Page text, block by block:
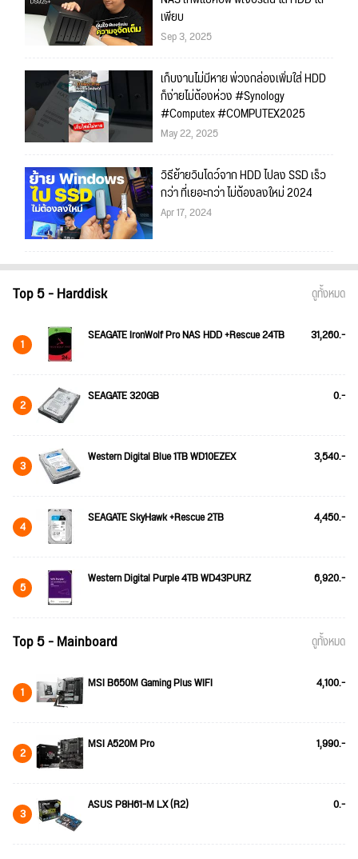
เพียบ
Sep 3, 2025
เก็บงานไม่มีหาย พ่วงกล่องเพิ่มใส่ HDD
ก็ง่ายไม่ต้องห่วง #Synology
#Computex #COMPUTEX2025
May 22, 2025
วิธีย้ายวินโดว์จาก HDD ไปลง SSD เร็ว
กว่า ที่เยอะกว่า ไม่ต้องลงใหม่ 2024
Apr 17, 2024
Top 5 - Harddisk ดูทั้งหมด
1 SEAGATE IronWolf Pro NAS HDD +Rescue 24TB 31,260.-
2 SEAGATE 320GB 0.-
3 Western Digital Blue 1TB WD10EZEX 3,540.-
4 SEAGATE SkyHawk +Rescue 2TB 4,450.-
5 Western Digital Purple 4TB WD43PURZ 6,920.-
Top 5 - Mainboard ดูทั้งหมด
1 MSI B650M Gaming Plus WIFI 4,100.-
2 MSI A520M Pro 1,990.-
3 ASUS P8H61-M LX (R2) 0.-